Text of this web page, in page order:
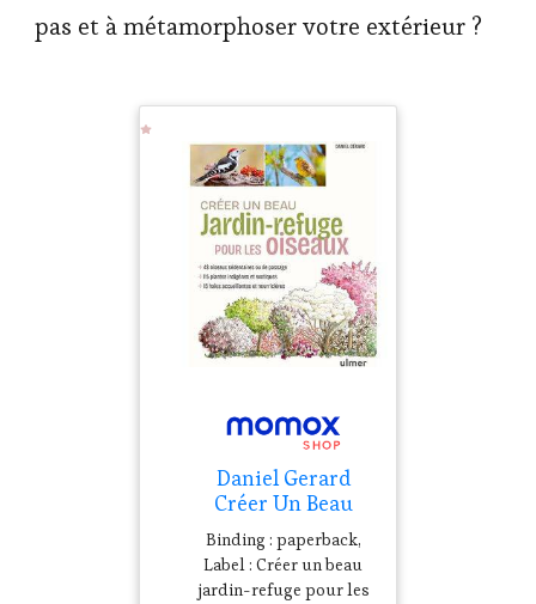
pas et à métamorphoser votre extérieur ?
Daniel Gerard
Créer Un Beau
Jardin-Refuge
Pour Les Oiseaux :
48 Oiseaux
Binding : paperback,
Label : Créer un beau
jardin-refuge pour les